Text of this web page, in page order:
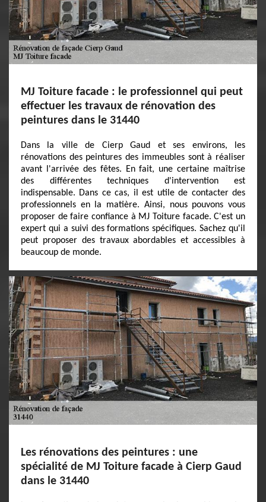
MJ Toiture facade : le professionnel qui peut
effectuer les travaux de rénovation des
peintures dans le 31440
Dans la ville de Cierp Gaud et ses environs, les
rénovations des peintures des immeubles sont à réaliser
avant l'arrivée des fêtes. En fait, une certaine maîtrise
des différentes techniques d'intervention est
indispensable. Dans ce cas, il est utile de contacter des
professionnels en la matière. Ainsi, nous pouvons vous
proposer de faire confiance à MJ Toiture facade. C'est un
expert qui a suivi des formations spécifiques. Sachez qu'il
peut proposer des travaux abordables et accessibles à
beaucoup de monde.
Les rénovations des peintures : une
spécialité de MJ Toiture facade à Cierp Gaud
dans le 31440